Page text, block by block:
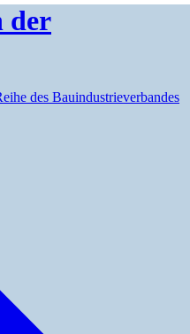
der
des Bauindustrieverbandes